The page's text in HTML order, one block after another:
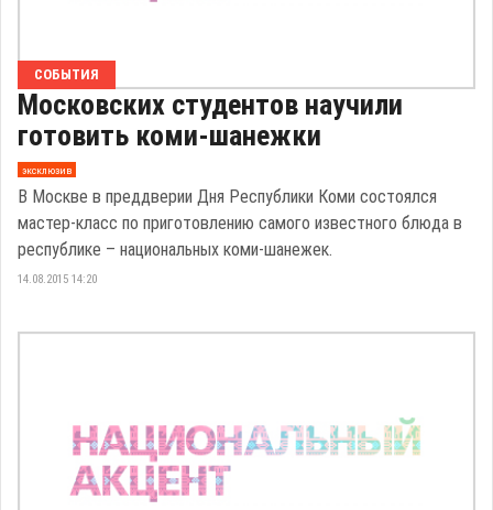
СОБЫТИЯ
Московских студентов научили
готовить коми-шанежки
эксклюзив
В Москве в преддверии Дня Республики Коми состоялся
мастер-класс по приготовлению самого известного блюда в
республике – национальных коми-шанежек.
14.08.2015 14:20